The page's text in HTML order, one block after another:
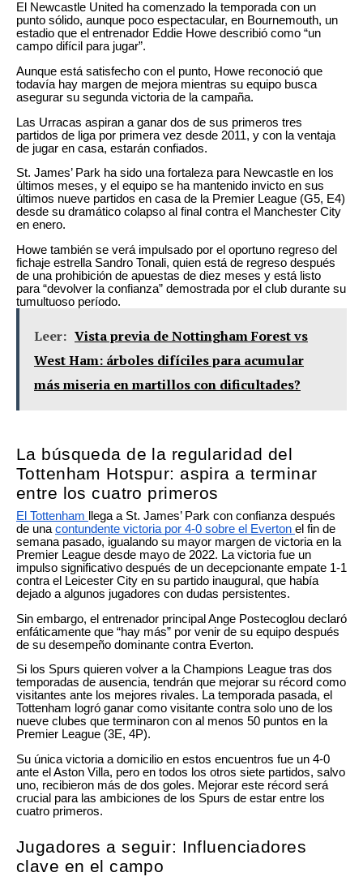
El Newcastle United ha comenzado la temporada con un
punto sólido, aunque poco espectacular, en Bournemouth, un
estadio que el entrenador Eddie Howe describió como “un
campo difícil para jugar”.
Aunque está satisfecho con el punto, Howe reconoció que
todavía hay margen de mejora mientras su equipo busca
asegurar su segunda victoria de la campaña.
Las Urracas aspiran a ganar dos de sus primeros tres
partidos de liga por primera vez desde 2011, y con la ventaja
de jugar en casa, estarán confiados.
St. James’ Park ha sido una fortaleza para Newcastle en los
últimos meses, y el equipo se ha mantenido invicto en sus
últimos nueve partidos en casa de la Premier League (G5, E4)
desde su dramático colapso al final contra el Manchester City
en enero.
Howe también se verá impulsado por el oportuno regreso del
fichaje estrella Sandro Tonali, quien está de regreso después
de una prohibición de apuestas de diez meses y está listo
para “devolver la confianza” demostrada por el club durante su
tumultuoso período.
Leer: Vista previa de Nottingham Forest vs
West Ham: árboles difíciles para acumular
más miseria en martillos con dificultades?
La búsqueda de la regularidad del
Tottenham Hotspur: aspira a terminar
entre los cuatro primeros
El Tottenham
llega a St. James’ Park con confianza después
de una contundente victoria por 4-0 sobre el Everton el fin de
semana pasado, igualando su mayor margen de victoria en la
Premier League desde mayo de 2022. La victoria fue un
impulso significativo después de un decepcionante empate 1-1
contra el Leicester City en su partido inaugural, que había
dejado a algunos jugadores con dudas persistentes.
Sin embargo, el entrenador principal Ange Postecoglou declaró
enfáticamente que “hay más” por venir de su equipo después
de su desempeño dominante contra Everton.
Si los Spurs quieren volver a la Champions League tras dos
temporadas de ausencia, tendrán que mejorar su récord como
visitantes ante los mejores rivales. La temporada pasada, el
Tottenham logró ganar como visitante contra solo uno de los
nueve clubes que terminaron con al menos 50 puntos en la
Premier League (3E, 4P).
Su única victoria a domicilio en estos encuentros fue un 4-0
ante el Aston Villa, pero en todos los otros siete partidos, salvo
uno, recibieron más de dos goles. Mejorar este récord será
crucial para las ambiciones de los Spurs de estar entre los
cuatro primeros.
Jugadores a seguir: Influenciadores
clave en el campo